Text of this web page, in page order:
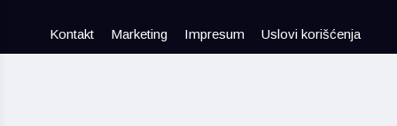
Kontakt Marketing Impresum Uslovi korišćenja